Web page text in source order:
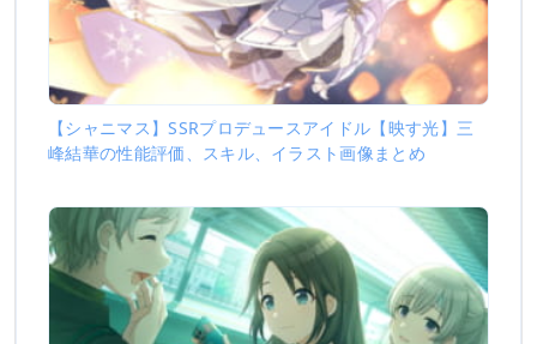
【シャニマス】SSRプロデュースアイドル【映す光】三
峰結華の性能評価、スキル、イラスト画像まとめ